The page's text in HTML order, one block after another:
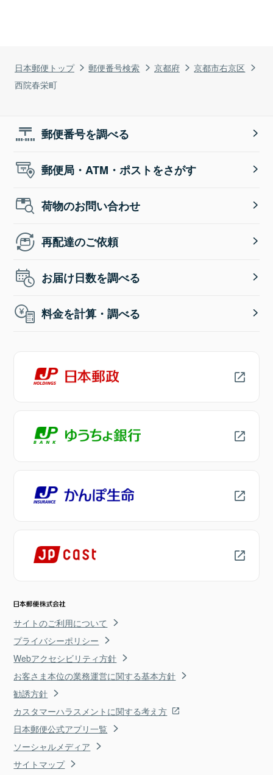
日本郵便トップ 郵便番号検索 京都府
京都市右京区
西院春栄町
郵便番号を調べる
郵便局・ATM・ポストをさがす
荷物のお問い合わせ
再配達のご依頼
お届け日数を調べる
料金を計算・調べる
サイトのご利用について
プライバシーポリシー
Webアクセシビリティ方針
お客さま本位の業務運営に関する基本方針
勧誘方針
カスタマーハラスメントに関する考え方
日本郵便公式アプリ一覧
ソーシャルメディア
サイトマップ